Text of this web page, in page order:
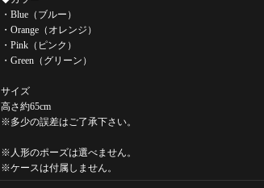
・Blue（ブルー）
・Orange（オレンジ）
・Pink（ピンク）
・Green（グリーン）
サイズ
高さ約65cm
※多少の誤差はご了承下さい。
※人形のポーズは選べません。
※ケースは付属しません。